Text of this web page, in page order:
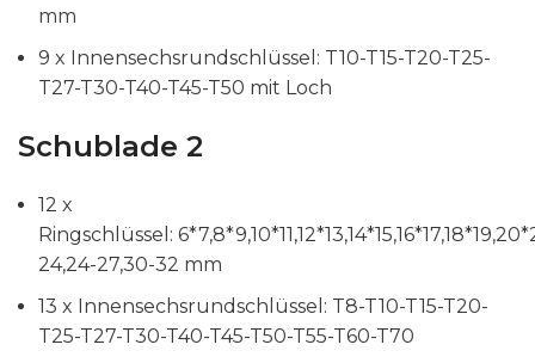
mm
9 x Innensechsrundschlüssel: T10-T15-T20-T25-
T27-T30-T40-T45-T50 mit Loch
Schublade 2
12 x
Ringschlüssel:
24,24-27,30-32 mm
13 x Innensechsrundschlüssel: T8-T10-T15-T20-
T25-T27-T30-T40-T45-T50-T55-T60-T70